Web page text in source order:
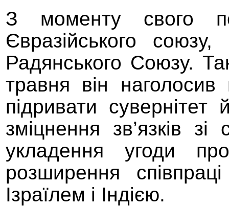
З моменту свого
Євразійського
Радянського Союзу.
травня він
підривати
зміцнення зв’язків
укладення угоди
розширення
Ізраїлем і Індією.